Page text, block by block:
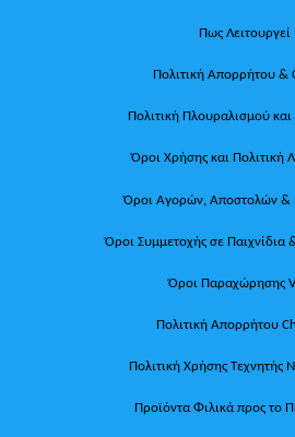
Πως Λειτουργεί
Πολιτική Απορρήτου &
Πολιτική Πλουραλισμού και
Όροι Χρήσης και Πολιτική
Όροι Αγορών, Αποστολών &
Όροι Συμμετοχής σε Παιχνίδια
Όροι Παραχώρησης
Πολιτική Απορρήτου
Πολιτική Χρήσης Τεχνητής
Προϊόντα Φιλικά προς το